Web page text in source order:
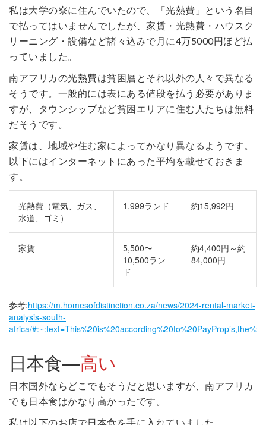
私は大学の寮に住んでいたので、「光熱費」という名目
で払ってはいませんでしたが、家賃・光熱費・ハウスク
リーニング・設備など諸々込みで月に4万5000円ほど払
っていました。
南アフリカの光熱費は貧困層とそれ以外の人々で異なる
そうです。一般的には表にある値段を払う必要がありま
すが、タウンシップなど貧困エリアに住む人たちは無料
だそうです。
家賃は、地域や住む家によってかなり異なるようです。
以下にはインターネットにあった平均を載せておきま
す。
光熱費（電気、ガス、
水道、ゴミ）
1,999ランド 約15,992円
家賃
5,500〜
10,500ラン
ド
約4,400円～約
84,000円
参考:https://m.homesofdistinction.co.za/news/2024-rental-market-
analysis-south-
africa/
日本食―高い
日本国外ならどこでもそうだと思いますが、南アフリカ
でも日本食はかなり高かったです。
私は以下のお店で日本食を手に入れていました。